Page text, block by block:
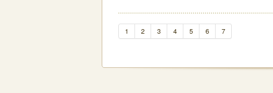
1 2 3 4 5 6 7